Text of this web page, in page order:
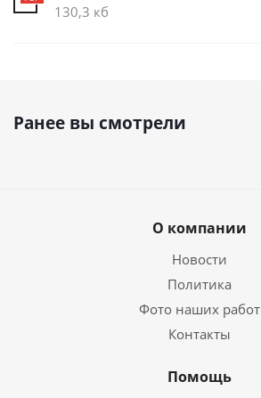
130,3 кб
Ранее вы смотрели
О компании
Новости
Политика
Фото наших работ
Контакты
Помощь